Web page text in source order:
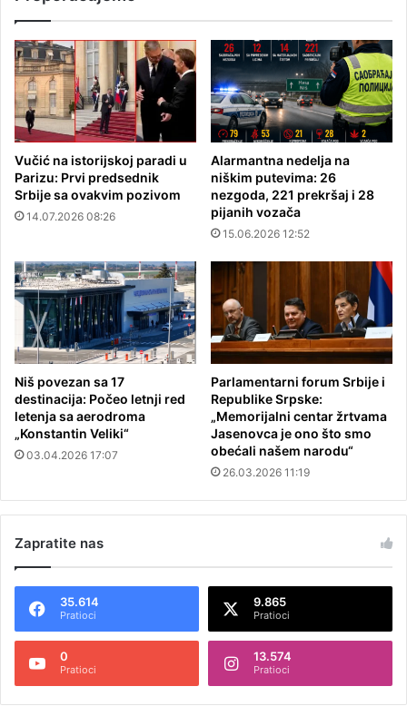
Vučić na istorijskoj paradi u
Parizu: Prvi predsednik
Srbije sa ovakvim pozivom
14.07.2026 08:26
Alarmantna nedelja na
niškim putevima: 26
nezgoda, 221 prekršaj i 28
pijanih vozača
15.06.2026 12:52
Niš povezan sa 17
destinacija: Počeo letnji red
letenja sa aerodroma
„Konstantin Veliki“
03.04.2026 17:07
Parlamentarni forum Srbije i
Republike Srpske:
„Memorijalni centar žrtvama
Jasenovca je ono što smo
obećali našem narodu“
26.03.2026 11:19
Zapratite nas
35.614
Pratioci
9.865
Pratioci
0
Pratioci
13.574
Pratioci